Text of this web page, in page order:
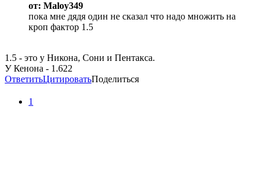
от: Maloy349
пока мне дядя один не сказал что надо множить на
кроп фактор 1.5
1.5 - это у Никона, Сони и Пентакса.
У Кенона - 1.622
ОтветитьЦитироватьПоделиться
1